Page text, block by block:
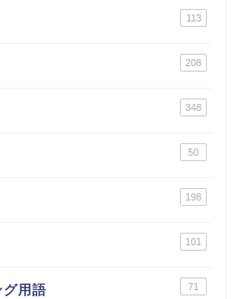
113
208
348
50
198
101
グ用語 71